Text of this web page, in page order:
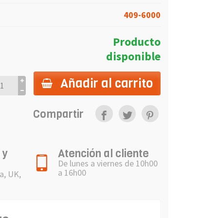
409-6000
Producto
disponible
Añadir al carrito
Compartir
UK,
Atención al cliente
De lunes a viernes de 10h00
a 16h00